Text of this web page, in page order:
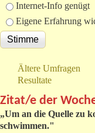
Internet-Info genügt
Eigene Erfahrung
Ältere Umfragen
Resultate
Zitat/e der
„Um an die Quelle zu
schwimmen."